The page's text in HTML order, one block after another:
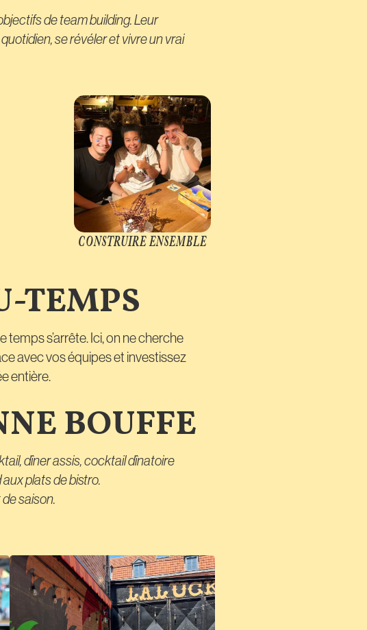
de team building. Leur
se révéler et vivre un vrai
CONSTRUIRE ENSEMBLE
TEMPS
s’arrête. Ici, on ne cherche
avec vos équipes et investissez
entière.
BOUFFE
dîner assis, cocktail dînatoire
plats de bistro.
saison.